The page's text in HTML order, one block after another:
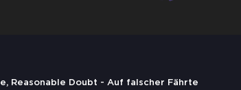
Reasonable Doubt - Auf falscher Fährte